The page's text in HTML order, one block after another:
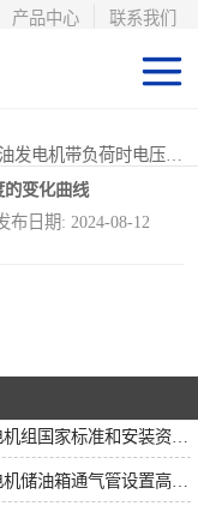
联系我们
产品中心
电机带负荷时电压和速度的变化曲线
的变化曲线
布日期: 2024-08-12